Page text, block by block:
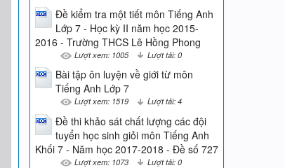
Đề kiểm tra một tiết môn Tiếng Anh
Lớp 7 - Học kỳ II năm học 2015-
2016 - Trường THCS Lê Hồng Phong
Lượt xem: 1005 Lượt tải: 0
Bài tập ôn luyện về giới từ môn
Tiếng Anh Lớp 7
Lượt xem: 1519 Lượt tải: 4
Đề thi khảo sát chất lượng các đội
tuyển học sinh giỏi môn Tiếng Anh
Khối 7 - Năm học 2017-2018 - Đề số 727
Lượt xem: 1073 Lượt tải: 0